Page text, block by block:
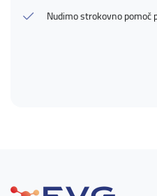
Nudimo strokovno pomoč